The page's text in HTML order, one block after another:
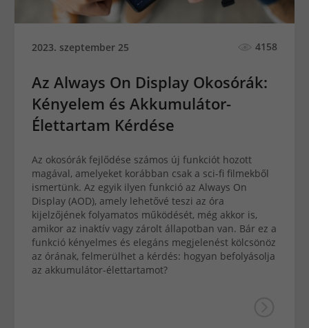
2023. szeptember 25 4158
Az Always On Display Okosórák:
Kényelem és Akkumulátor-
Élettartam Kérdése
Az okosórák fejlődése számos új funkciót hozott
magával, amelyeket korábban csak a sci-fi filmekből
ismertünk. Az egyik ilyen funkció az Always On
Display (AOD), amely lehetővé teszi az óra
kijelzőjének folyamatos működését, még akkor is,
amikor az inaktív vagy zárolt állapotban van. Bár ez a
funkció kényelmes és elegáns megjelenést kölcsönöz
az órának, felmerülhet a kérdés: hogyan befolyásolja
az akkumulátor-élettartamot?